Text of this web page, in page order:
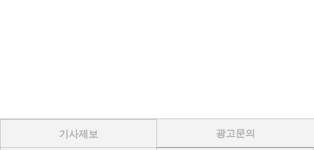
기사제보 광고문의